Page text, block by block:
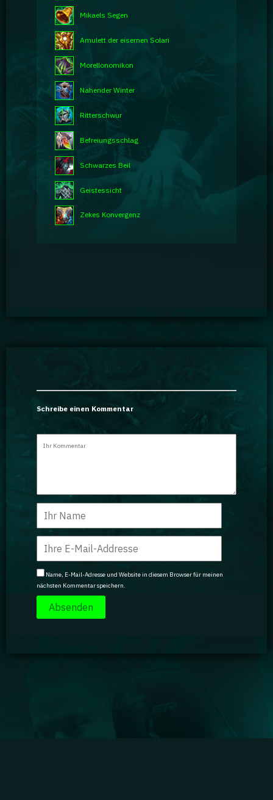
Mikaels Segen
Amulett der eisernen Solari
Morellonomikon
Nahender Winter
Ritterschwur
Befreiungsschlag
Schwarzes Beil
Geistessicht
Zekes Konvergenz
Schreibe einen Kommentar
Name, E-Mail-Adresse und Website in diesem Browser für meinen
nächsten Kommentar speichern.